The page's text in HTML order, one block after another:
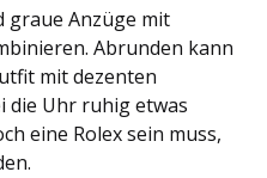
graue Anzüge mit
Abrunden kann
mit dezenten
die Uhr ruhig etwas
eine Rolex sein muss,